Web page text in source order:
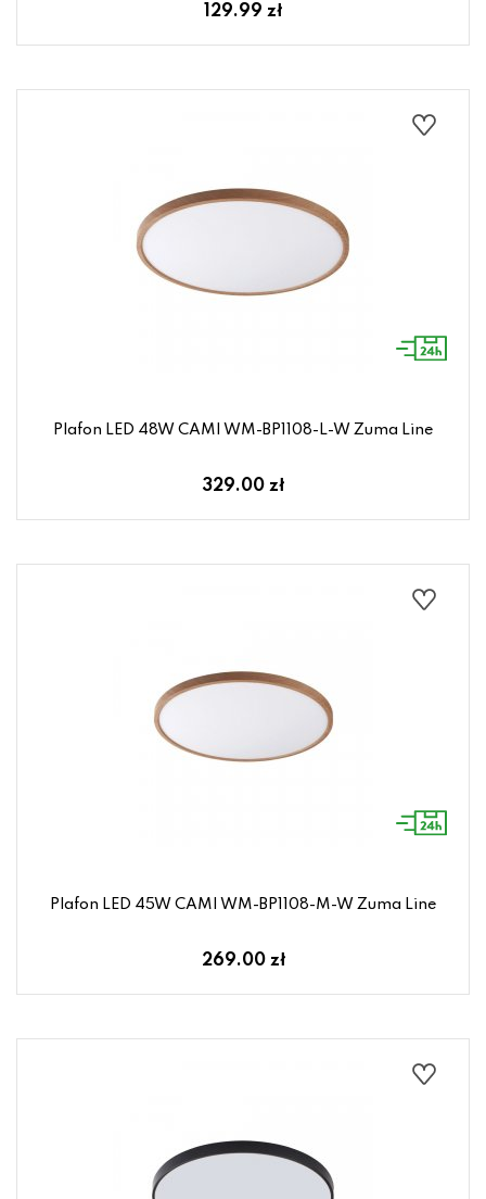
129.99 zł
Plafon LED 48W CAMI WM-BP1108-L-W Zuma Line
329.00 zł
Plafon LED 45W CAMI WM-BP1108-M-W Zuma Line
269.00 zł